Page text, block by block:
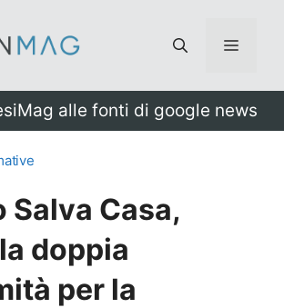
Menu
alle fonti di google news
Salva Casa,
doppia
per la